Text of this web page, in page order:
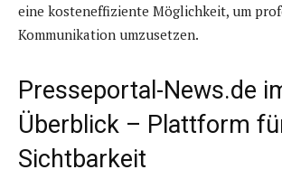
eine kosteneffiziente Möglichkeit, um
Kommunikation umzusetzen.
Presseportal-News.de
Überblick – Plattform
Sichtbarkeit